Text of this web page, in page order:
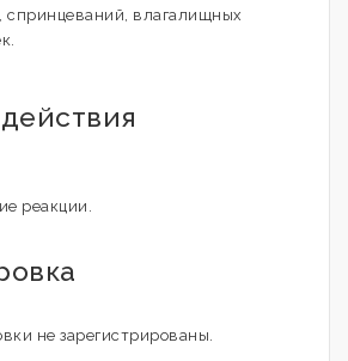
спринцеваний, влагалищных
реакции.
не зарегистрированы.